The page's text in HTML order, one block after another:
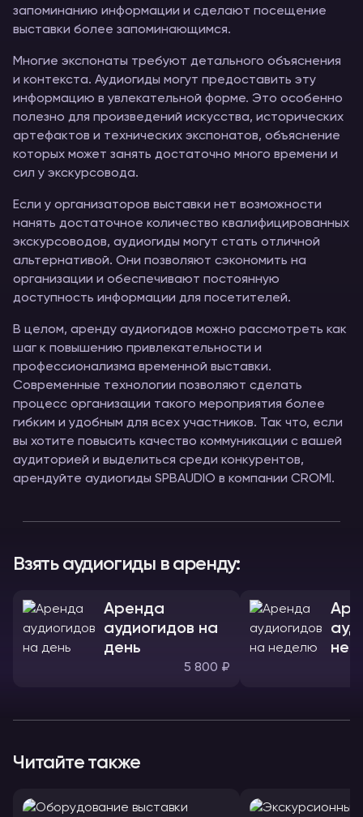
запоминанию информации и сделают посещение
выставки более запоминающимся.
Многие экспонаты требуют детального объяснения
и контекста. Аудиогиды могут предоставить эту
информацию в увлекательной форме. Это особенно
полезно для произведений искусства, исторических
артефактов и технических экспонатов, объяснение
которых может занять достаточно много времени и
сил у экскурсовода.
Если у организаторов выставки нет возможности
нанять достаточное количество квалифицированных
экскурсоводов, аудиогиды могут стать отличной
альтернативой. Они позволяют сэкономить на
организации и обеспечивают постоянную
доступность информации для посетителей.
В целом, аренду аудиогидов можно рассмотреть как
шаг к повышению привлекательности и
профессионализма временной выставки.
Современные технологии позволяют сделать
процесс организации такого мероприятия более
гибким и удобным для всех участников. Так что, если
вы хотите повысить качество коммуникации с вашей
аудиторией и выделиться среди конкурентов,
арендуйте аудиогиды SPBAUDIO в компании CROMI.
Взять аудиогиды в аренду:
Аренда
аудиогидов на
день
5 800 ₽
Читайте также